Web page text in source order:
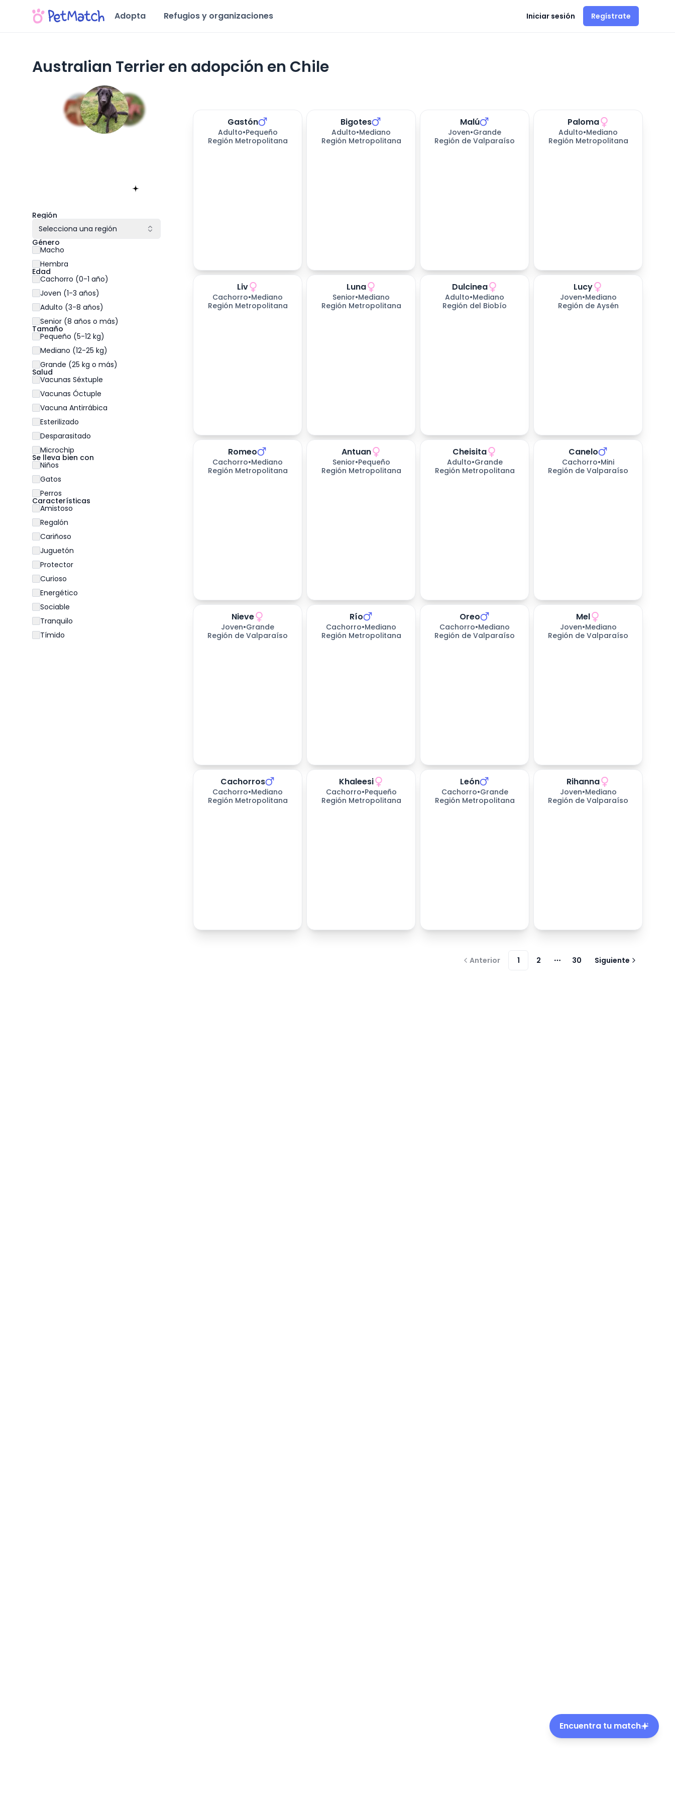
Adopta Refugios y organizaciones Iniciar sesión Regístrate
Australian Terrier en adopción en Chile
Región
Selecciona una región
Género
Macho
Hembra
Edad
Cachorro (0-1 año)
Joven (1-3 años)
Adulto (3-8 años)
Senior (8 años o más)
Tamaño
Pequeño (5-12 kg)
Mediano (12-25 kg)
Grande (25 kg o más)
Salud
Vacunas Séxtuple
Vacunas Óctuple
Vacuna Antirrábica
Esterilizado
Desparasitado
Microchip
Se lleva bien con
Niños
Gatos
Perros
Características
Amistoso
Regalón
Cariñoso
Juguetón
Protector
Curioso
Energético
Sociable
Tranquilo
Tímido
Gastón
Adulto•Pequeño
Región Metropolitana
Bigotes
Adulto•Mediano
Región Metropolitana
Malú
Joven•Grande
Región de Valparaíso
Paloma
Adulto•Mediano
Región Metropolitana
Liv
Cachorro•Mediano
Región Metropolitana
Luna
Senior•Mediano
Región Metropolitana
Dulcinea
Adulto•Mediano
Región del Biobío
Lucy
Joven•Mediano
Región de Aysén
Romeo
Cachorro•Mediano
Región Metropolitana
Antuan
Senior•Pequeño
Región Metropolitana
Cheisita
Adulto•Grande
Región Metropolitana
Canelo
Cachorro•Mini
Región de Valparaíso
días esperando
Nieve
Joven•Grande
Región de Valparaíso
Río
Cachorro•Mediano
Región Metropolitana
Oreo
Cachorro•Mediano
Región de Valparaíso
Mel
Joven•Mediano
Región de Valparaíso
Cachorros
Cachorro•Mediano
Región Metropolitana
Khaleesi
Cachorro•Pequeño
Región Metropolitana
León
Cachorro•Grande
Región Metropolitana
días esperando
Rihanna
Joven•Mediano
Región de Valparaíso
Anterior 1 2 Más páginas
30 Siguiente
Encuentra tu match